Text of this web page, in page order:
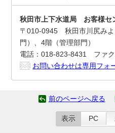
秋田市上下水道局 お客様セ
〒010-0945 秋田市川尻み
門）、4階（管理部門）
電話：018-823-8431 ファ
お問い合わせは専用フォ
前のページへ戻る
表示 PC